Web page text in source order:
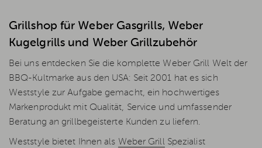
Grillshop für Weber Gasgrills, Weber
Kugelgrills und Weber Grillzubehör
Bei uns entdecken Sie die komplette Weber Grill Welt der
BBQ-Kultmarke aus den USA: Seit 2001 hat es sich
Weststyle zur Aufgabe gemacht, ein hochwertiges
Markenprodukt mit Qualität, Service und umfassender
Beratung an grillbegeisterte Kunden zu liefern.
Weststyle bietet Ihnen als Weber Grill Spezialist